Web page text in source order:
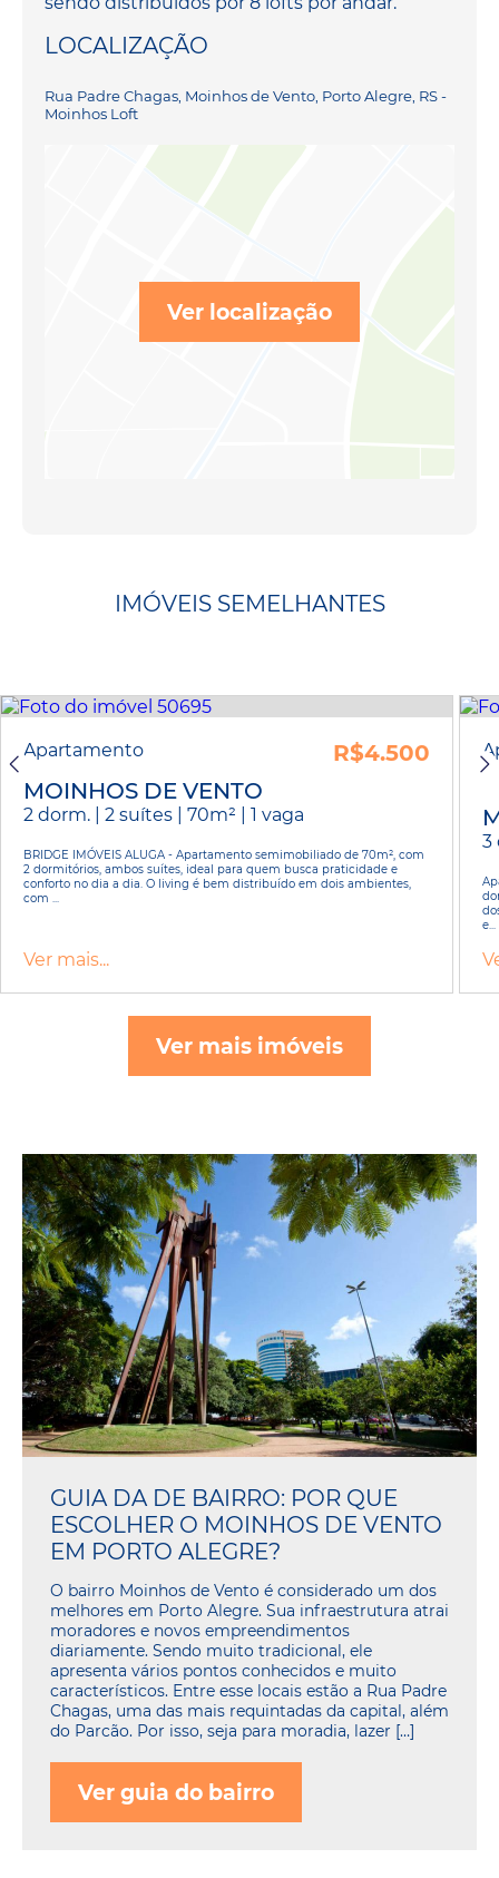
LOCALIZAÇÃO
Rua Padre Chagas, Moinhos de Vento, Porto Alegre, RS -
Moinhos Loft
Ver localização
IMÓVEIS SEMELHANTES
Apartamento
R$4.500
MOINHOS DE VENTO
2 dorm. | 2 suítes | 70m² | 1 vaga
BRIDGE IMÓVEIS ALUGA - Apartamento semimobiliado de 70m², com
2 dormitórios, ambos suítes, ideal para quem busca praticidade e
conforto no dia a dia. O living é bem distribuído em dois ambientes,
com ...
Ver mais...
3
e...
Ver mais imóveis
GUIA DA DE BAIRRO: POR QUE
ESCOLHER O MOINHOS DE VENTO
EM PORTO ALEGRE?
O bairro Moinhos de Vento é considerado um dos
melhores em Porto Alegre. Sua infraestrutura atrai
moradores e novos empreendimentos
diariamente. Sendo muito tradicional, ele
apresenta vários pontos conhecidos e muito
característicos. Entre esse locais estão a Rua Padre
Chagas, uma das mais requintadas da capital, além
do Parcão. Por isso, seja para moradia, lazer […]
Ver guia do bairro